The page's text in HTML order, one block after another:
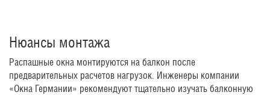
Нюансы монтажа
Распашные окна монтируются на балкон после
предварительных расчетов нагрузок. Инженеры компании
«Окна Германии» рекомендуют тщательно изучать балконную